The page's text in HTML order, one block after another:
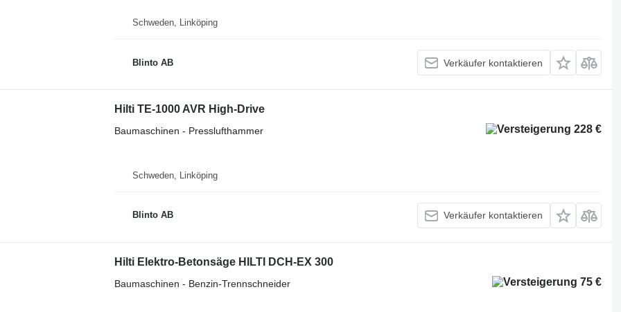
Schweden, Linköping
Blinto AB Verkäufer kontaktieren
Hilti TE-1000 AVR High-Drive
228 €
Baumaschinen - Presslufthammer
Schweden, Linköping
Blinto AB Verkäufer kontaktieren
Hilti Elektro-Betonsäge HILTI DCH-EX 300
75 €
Baumaschinen - Benzin-Trennschneider